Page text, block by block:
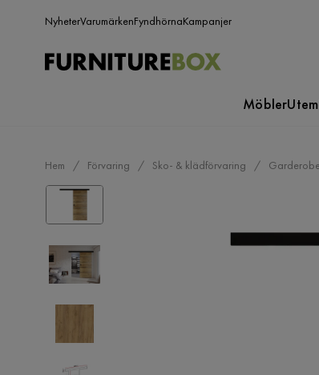
NyheterVarumärkenFyndhörnaKampanjer
Möbler
Hem Förvaring Sko- & klädförvaring